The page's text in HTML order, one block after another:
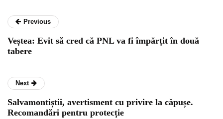
Previous
Veștea: Evit să cred că PNL va fi împărțit în două
tabere
Next
Salvamontiștii, avertisment cu privire la căpușe.
Recomandări pentru protecție